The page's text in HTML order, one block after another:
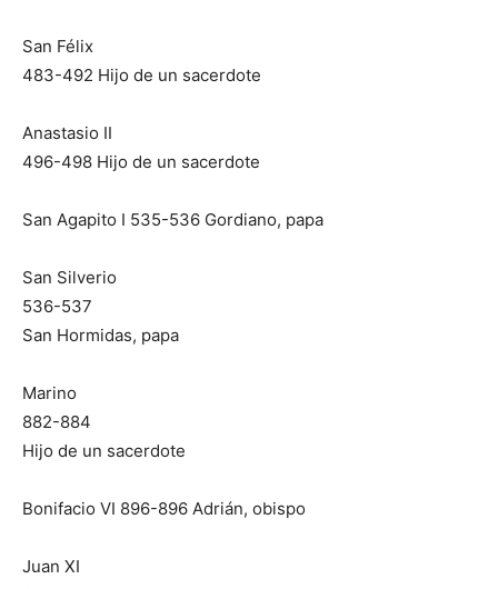
San Félix
483-492 Hijo de un sacerdote
Anastasio II
496-498 Hijo de un sacerdote
San Agapito I 535-536 Gordiano, papa
San Silverio
536-537
San Hormidas, papa
Marino
882-884
Hijo de un sacerdote
Bonifacio VI 896-896 Adrián, obispo
Juan XI